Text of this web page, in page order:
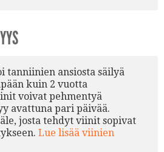
tanniinien ansiosta säilyä
kuin 2 vuotta
voivat pehmentyä
avattuna pari päivää.
josta tehdyt viinit sopivat
Lue lisää viinien